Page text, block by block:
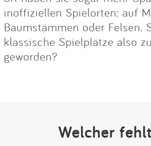
inoffiziellen Spielorten: auf
Baumstämmen oder Felsen.
klassische Spielplätze also
geworden?
Welcher